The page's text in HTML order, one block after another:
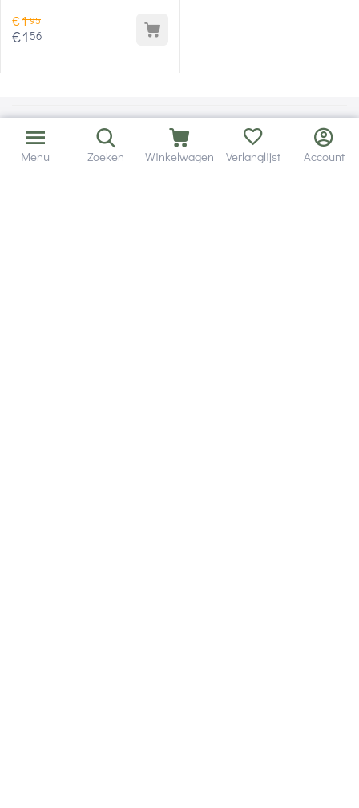
€195
€1 56
Menu Zoeken Winkelwagen Verlanglijst Account